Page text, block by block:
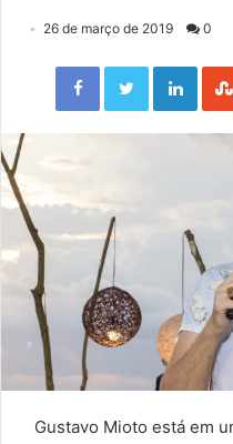
26 de março de 2019 0
Facebook Twitter LinkedIn
Gustavo Mioto está em